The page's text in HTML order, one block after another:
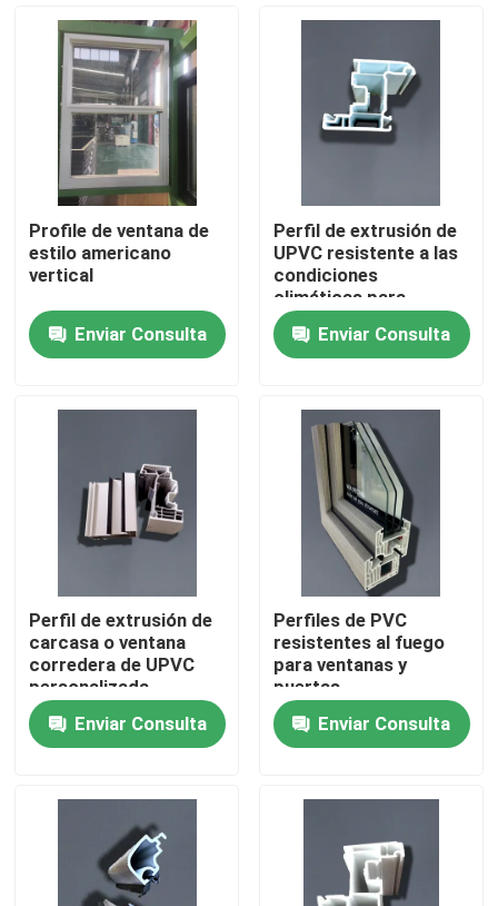
Hogar
Productos
Sobre nosotros
Viaje de la fábrica
Control de calidad
Éntrenos en contacto con
Pida una cita
Perfiles de la puerta de UPVC
Perfiles de la ventana de UPVC
Profile de ventana de
estilo americano
vertical
Enviar Consulta
Perfil de extrusión de
UPVC resistente a las
condiciones
climáticas para
Windows
Enviar Consulta
Perfil de extrusión de
carcasa o ventana
corredera de UPVC
personalizada
resistente a la
intemperieEnviar Consulta
Perfiles de PVC
resistentes al fuego
para ventanas y
puertas
Enviar Consulta